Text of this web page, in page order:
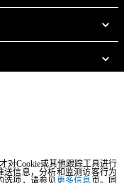
n°04230750285 -
税/税号04230750285 - IT
对Cookie或其他跟踪工具进行
信息，分析和监测访客行为
选项，请参见更多信息 页。同